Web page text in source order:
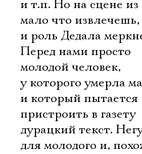
и т.п. Но на сцене из
мало что извлечешь,
и роль Дедала
Перед нами просто
молодой человек,
у которого умерла
и который пытается
пристроить в газету
дурацкий текст.
для молодого и,